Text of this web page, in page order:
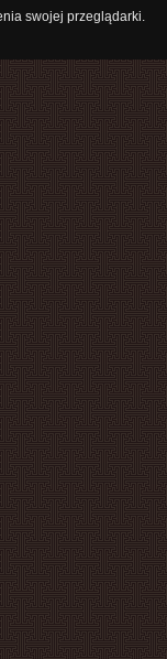
swojej przeglądarki.